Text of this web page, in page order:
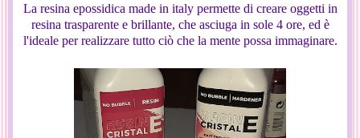
La resina epossidica made in italy permette di creare oggetti in
resina trasparente e brillante, che asciuga in sole 4 ore, ed è
l'ideale per realizzare tutto ciò che la mente possa immaginare.